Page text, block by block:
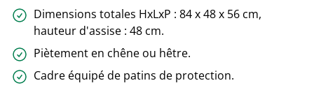
Dimensions totales HxLxP : 84 x 48 x 56 cm,
hauteur d'assise : 48 cm.
Piètement en chêne ou hêtre.
Cadre équipé de patins de protection.